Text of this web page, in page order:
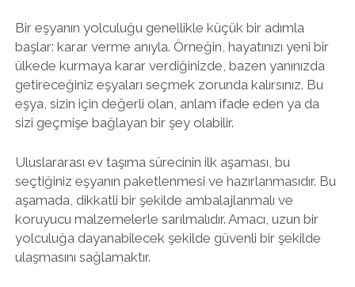
Bir eşyanın yolculuğu genellikle küçük bir adımla
başlar: karar verme anıyla. Örneğin, hayatınızı yeni bir
ülkede kurmaya karar verdiğinizde, bazen yanınızda
getireceğiniz eşyaları seçmek zorunda kalırsınız. Bu
eşya, sizin için değerli olan, anlam ifade eden ya da
sizi geçmişe bağlayan bir şey olabilir.
Uluslararası ev taşıma sürecinin ilk aşaması, bu
seçtiğiniz eşyanın paketlenmesi ve hazırlanmasıdır. Bu
aşamada, dikkatli bir şekilde ambalajlanmalı ve
koruyucu malzemelerle sarılmalıdır. Amacı, uzun bir
yolculuğa dayanabilecek şekilde güvenli bir şekilde
ulaşmasını sağlamaktır.